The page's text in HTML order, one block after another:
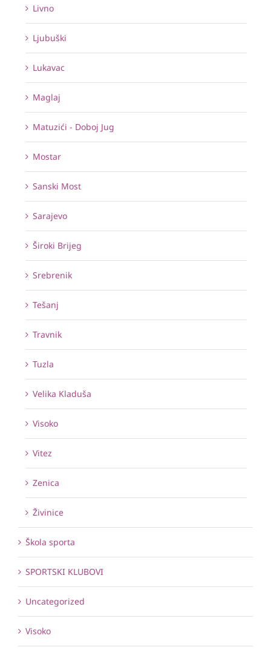
Livno
Ljubuški
Lukavac
Maglaj
Matuzići - Doboj Jug
Mostar
Sanski Most
Sarajevo
Široki Brijeg
Srebrenik
Tešanj
Travnik
Tuzla
Velika Kladuša
Visoko
Vitez
Zenica
Živinice
Škola sporta
SPORTSKI KLUBOVI
Uncategorized
Visoko